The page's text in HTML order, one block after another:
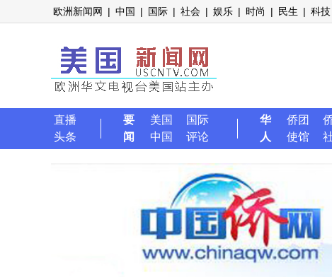
欧洲新闻网 | 中国 | 国际 | 社会 | 娱乐 | 时尚 | 民生 | 科技
直播
头条
要
闻
美国
国际
中国
评论
华
人
侨团
使馆